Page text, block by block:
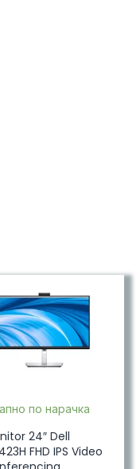
по нарачка
24″ Dell
FHD IPS Video